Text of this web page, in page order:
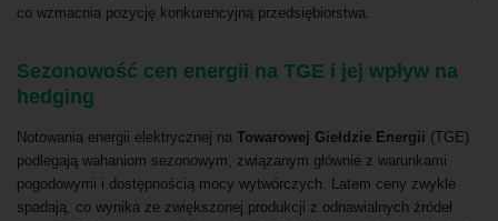
co wzmacnia pozycję konkurencyjną przedsiębiorstwa.
Sezonowość cen energii na TGE i jej wpływ na
hedging
Notowania energii elektrycznej na Towarowej Giełdzie Energii (TGE)
podlegają wahaniom sezonowym, związanym głównie z warunkami
pogodowymi i dostępnością mocy wytwórczych. Latem ceny zwykle
spadają, co wynika ze zwiększonej produkcji z odnawialnych źródeł